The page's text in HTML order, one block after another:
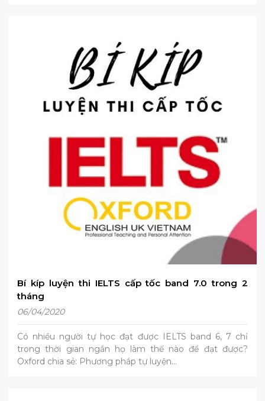
Bí kíp luyện thi IELTS cấp tốc band 7.0 trong 2
tháng
06/04/2020
Có nhiều người tự học đạt được IELTS band 6, 7 chỉ
trong thời gian ngắn họ làm thế nào để đạt được?
Oxford chia sẻ: Phương pháp tự luyện…